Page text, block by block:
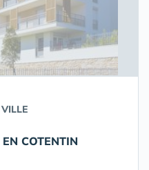
COTENTIN